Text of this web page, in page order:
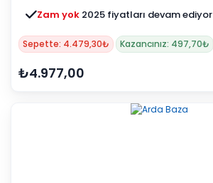
Zam yok 2025 fiyatları devam ediyor
Sepette: 4.479,30₺ Kazancınız: 497,70₺
₺4.977,00